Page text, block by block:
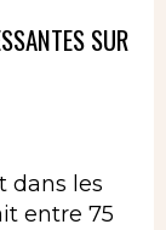
SUR
dans les
entre 75